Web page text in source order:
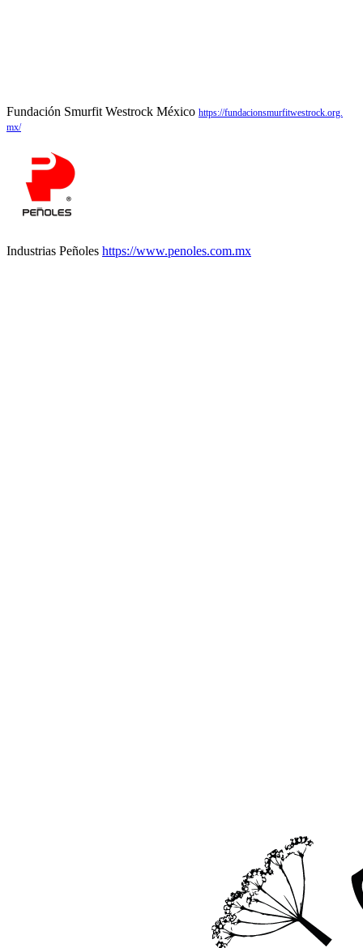
Fundación Smurfit Westrock México https://fundacionsmurfitwestrock.org.
mx/
Industrias Peñoles https://www.penoles.com.mx